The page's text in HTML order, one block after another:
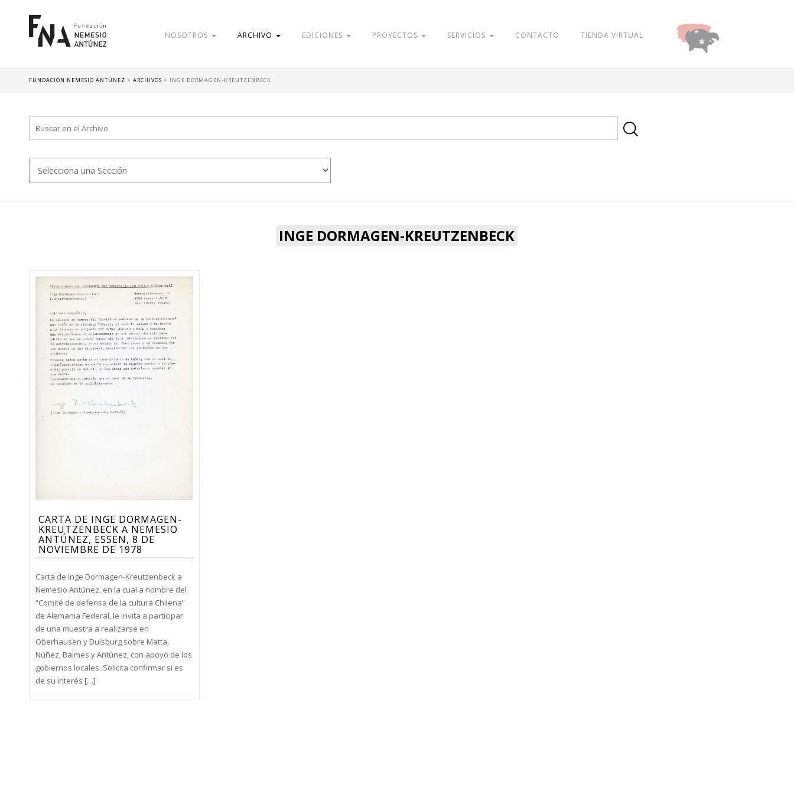
NOSOTROS ARCHIVO EDICIONES PROYECTOS SERVICIOS CONTACTO TIENDA VIRTUAL
FUNDACIÓN NEMESIO ANTÚNEZ > ARCHIVOS > INGE DORMAGEN-KREUTZENBECK
INGE DORMAGEN-KREUTZENBECK
CARTA DE INGE DORMAGEN-
KREUTZENBECK A NEMESIO
ANTÚNEZ, ESSEN, 8 DE
NOVIEMBRE DE 1978
Carta de Inge Dormagen-Kreutzenbeck a
Nemesio Antúnez, en la cual a nombre del
“Comité de defensa de la cultura Chilena”
de Alemania Federal, le invita a participar
de una muestra a realizarse en
Oberhausen y Duisburg sobre Matta,
Núñez, Balmes y Antúnez, con apoyo de los
gobiernos locales. Solicita confirmar si es
de su interés […]